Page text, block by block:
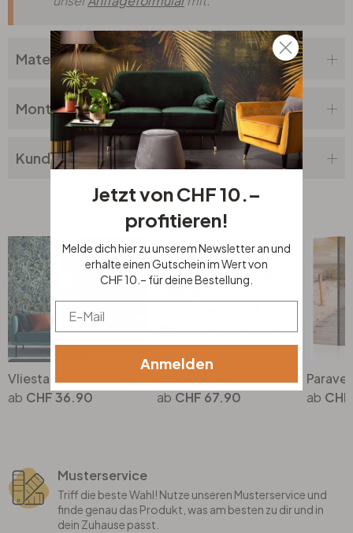
Materialbeschreibung
Montageanleitung
Kundenbewertung
Top Seller
CHF 36.90
CHF 67.90
Musterservice
Triff die beste Wahl! Nutze unseren Musterservice und
finde genau das Produkt, was am besten zu dir und in
dein Zuhause passt.
Jetzt von CHF 10.–
profitieren!
Melde dich hier zu unserem Newsletter an und
erhalte einen Gutschein im Wert von
CHF 10.– für deine Bestellung.
Email
Anmelden